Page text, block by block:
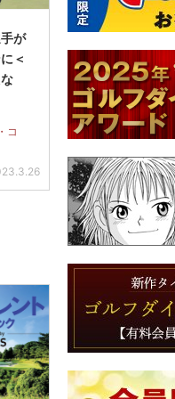
が
＜
コ